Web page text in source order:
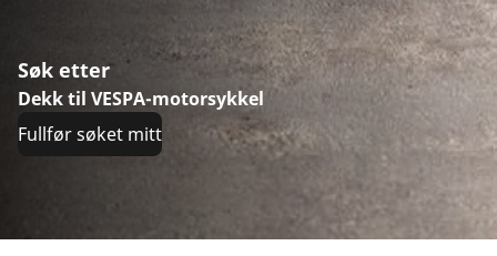
Søk etter
Dekk til VESPA-motorsykkel
Fullfør søket mitt